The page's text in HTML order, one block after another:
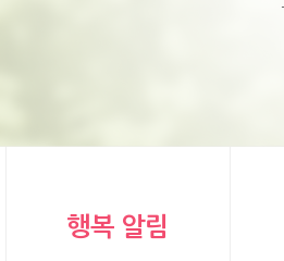
행복 알림